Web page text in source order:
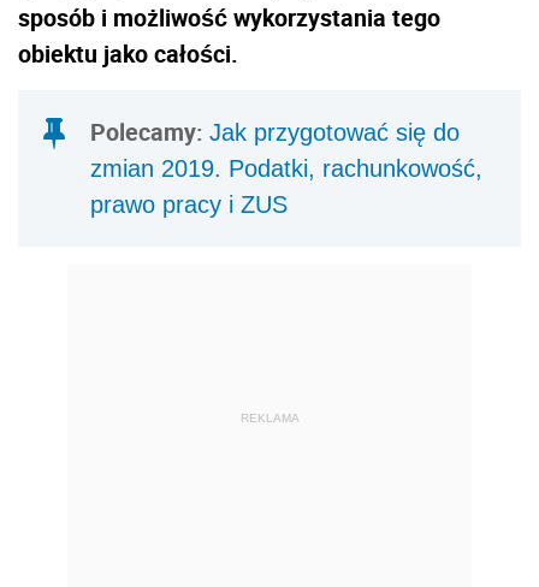
sposób i możliwość wykorzystania tego
obiektu jako całości.
Polecamy: Jak przygotować się do
zmian 2019. Podatki, rachunkowość,
prawo pracy i ZUS
REKLAMA